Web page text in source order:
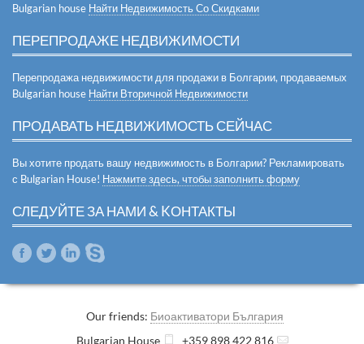
Bulgarian house Найти Недвижимость Со Скидками
ПЕРЕПРОДАЖЕ НЕДВИЖИМОСТИ
Перепродажа недвижимости для продажи в Болгарии, продаваемых
Bulgarian house Найти Вторичной Недвижимости
ПРОДАВАТЬ НЕДВИЖИМОСТЬ СЕЙЧАС
Вы хотите продать вашу недвижимость в Болгарии? Рекламировать
с Bulgarian House! Нажмите здесь, чтобы заполнить форму
СЛЕДУЙТЕ ЗА НАМИ & KОНТАКТЫ
Our friends: Биоактиватори България
Bulgarian House
+359 898 422 816